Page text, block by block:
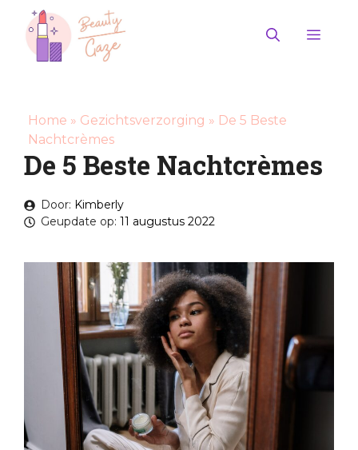
naar
Home » Gezichtsverzorging » De 5 Beste
Nachtcrèmes
De 5 Beste Nachtcrèmes
Door: Kimberly
Geupdate op: 11 augustus 2022